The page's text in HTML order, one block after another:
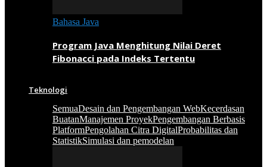
Bahasa Java
Program Java Menghitung Nilai Deret
Fibonacci pada Indeks Tertentu
Teknologi
SemuaDesain dan Pengembangan WebKecerdasan
BuatanManajemen ProyekPengembangan Berbasis
PlatformPengolahan Citra DigitalProbabilitas dan
StatistikSimulasi dan pemodelan